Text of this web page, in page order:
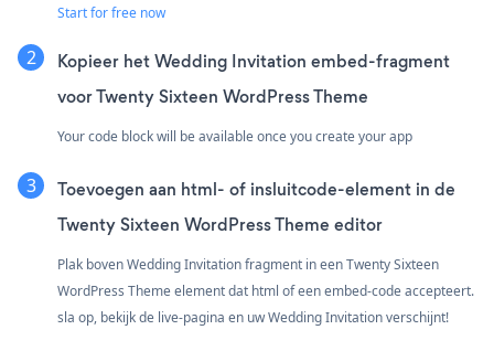
Start for free now
Kopieer het Wedding Invitation embed-fragment
voor Twenty Sixteen WordPress Theme
Your code block will be available once you create your app
Toevoegen aan html- of insluitcode-element in de
Twenty Sixteen WordPress Theme editor
Plak boven Wedding Invitation fragment in een Twenty Sixteen
WordPress Theme element dat html of een embed-code accepteert.
sla op, bekijk de live-pagina en uw Wedding Invitation verschijnt!